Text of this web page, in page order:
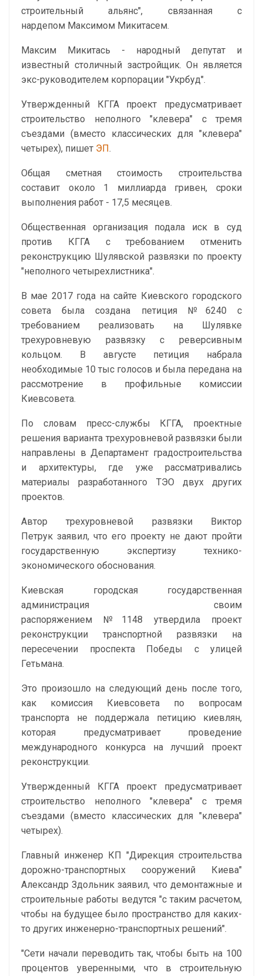
строительный альянс", связанная с
нардепом Максимом Микитасем.
Максим Микитась - народный депутат и
известный столичный застройщик. Он является
экс-руководителем корпорации "Укрбуд".
Утвержденный КГГА проект предусматривает
строительство неполного "клевера" с тремя
съездами (вместо классических для "клевера"
четырех), пишет ЭП.
Общая сметная стоимость строительства
составит около 1 миллиарда гривен, сроки
выполнения работ - 17,5 месяцев.
Общественная организация подала иск в суд
против КГГА с требованием отменить
реконструкцию Шулявской развязки по проекту
"неполного четырехлистника".
В мае 2017 года на сайте Киевского городского
совета была создана петиция №6240 с
требованием реализовать на Шулявке
трехуровневую развязку с реверсивным
кольцом. В августе петиция набрала
необходимые 10 тыс голосов и была передана на
рассмотрение в профильные комиссии
Киевсовета.
По словам пресс-службы КГГА, проектные
решения варианта трехуровневой развязки были
направлены в Департамент градостроительства
и архитектуры, где уже рассматривались
материалы разработанного ТЭО двух других
проектов.
Автор трехуровневой развязки Виктор
Петрук заявил, что его проекту не дают пройти
государственную экспертизу технико-
экономического обоснования.
Киевская городская государственная
администрация своим
распоряжением №1148 утвердила проект
реконструкции транспортной развязки на
пересечении проспекта Победы с улицей
Гетьмана.
Это произошло на следующий день после того,
как комиссия Киевсовета по вопросам
транспорта не поддержала петицию киевлян,
которая предусматривает проведение
международного конкурса на лучший проект
реконструкции.
Утвержденный КГГА проект предусматривает
строительство неполного "клевера" с тремя
съездами (вместо классических для "клевера"
четырех).
Главный инженер КП "Дирекция строительства
дорожно-транспортных сооружений Киева"
Александр Здольник заявил, что демонтажные и
строительные работы ведутся "с таким расчетом,
чтобы на будущее было пространство для каких-
то других инженерно-транспортных решений".
"Сети начали переводить так, чтобы быть на 100
процентов уверенными, что в строительную